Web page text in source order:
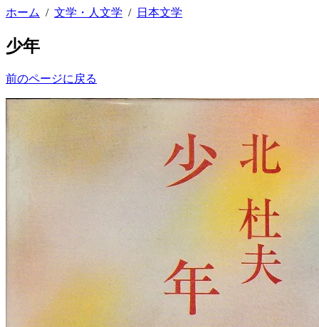
ホーム / 文学・人文学 / 日本文学
少年
前のページに戻る